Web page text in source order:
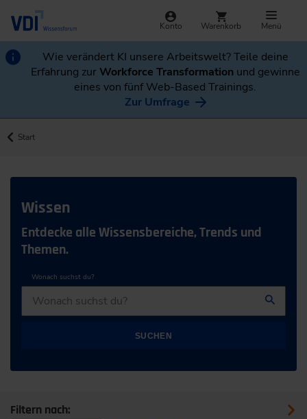
Konto Warenkorb Menü
Wie verändert KI unsere Arbeitswelt? Teile deine
Erfahrung zurWorkforce Transformation und gewinne
eines von fünf Web-Based Trainings.
Zur Umfrage
Start
Wissen
Entdecke alle Wissensbereiche, Trends und
Themen.
Wonach suchst du?
SUCHEN
Filtern nach: